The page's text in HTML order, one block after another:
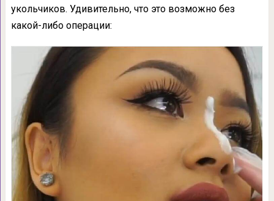
укольчиков. Удивительно, что это возможно без
какой-либо операции: